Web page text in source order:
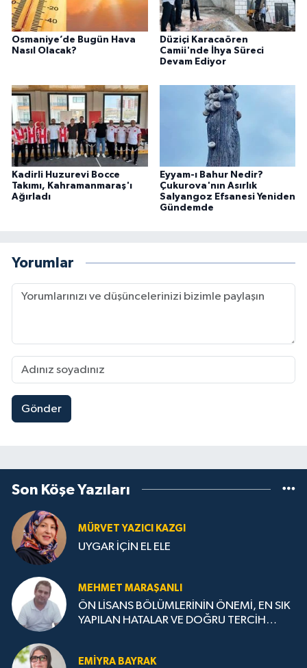
Osmaniye’de Bugün Hava
Nasıl Olacak?
Düziçi Karacaören
Camii'nde İhya Süreci
Devam Ediyor
Kadirli Huzurevi Bocce
Takımı, Kahramanmaraş'ı
Ağırladı
Eyyam-ı Bahur Nedir?
Çukurova'nın Asırlık
Salyangoz Efsanesi Yeniden
Gündemde
Yorumlar
Gönder
Son Köşe Yazıları
MÜRVET YAZICI KAZGI
UYGAR İÇİN EL ELE
MEHMET MARAŞANLI
ÖN LİSANS BÖLÜMLERİNİN ÖNEMİ, EN SIK
YAPILAN HATALAR VE DOĞRU TERCİH
EMIYRA BAYRAK